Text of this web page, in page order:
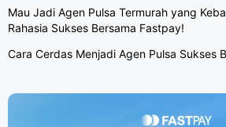
Mau Jadi Agen Pulsa Termurah yang
Rahasia Sukses Bersama Fastpay!
Cara Cerdas Menjadi Agen Pulsa Sukses